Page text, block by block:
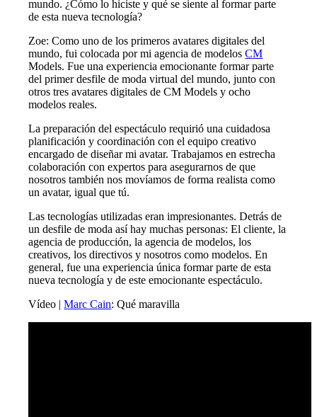
mundo. ¿Cómo lo hiciste y qué se siente al formar parte
de esta nueva tecnología?
Zoe: Como uno de los primeros avatares digitales del
mundo, fui colocada por mi agencia de modelosCM
Models. Fue una experiencia emocionante formar parte
del primer desfile de moda virtual del mundo, junto con
otros tres avatares digitales de CM Models y ocho
modelos reales.
La preparación del espectáculo requirió una cuidadosa
planificación y coordinación con el equipo creativo
encargado de diseñar mi avatar. Trabajamos en estrecha
colaboración con expertos para asegurarnos de que
nosotros también nos movíamos de forma realista como
un avatar, igual que tú.
Las tecnologías utilizadas eran impresionantes. Detrás de
un desfile de moda así hay muchas personas: El cliente, la
agencia de producción, la agencia de modelos, los
creativos, los directivos y nosotros como modelos. En
general, fue una experiencia única formar parte de esta
nueva tecnología y de este emocionante espectáculo.
Vídeo |Marc Cain: Qué maravilla